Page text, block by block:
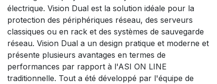
électrique. Vision Dual est la solution idéale pour la
protection des périphériques réseau, des serveurs
classiques ou en rack et des systèmes de sauvegarde
réseau. Vision Dual a un design pratique et moderne et
présente plusieurs avantages en termes de
performances par rapport à l'ASI ON LINE
traditionnelle. Tout a été développé par l'équipe de